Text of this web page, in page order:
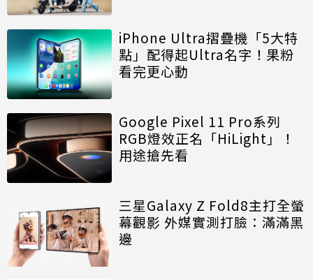
iPhone Ultra摺疊機「5大特
點」配得起Ultra名字！果粉
看完更心動
Google Pixel 11 Pro系列
RGB燈效正名「HiLight」！
用途搶先看
三星Galaxy Z Fold8主打全螢
幕觀影 外媒實測打臉：滿滿黑
邊